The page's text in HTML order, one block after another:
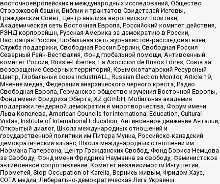
восточноевропейских и международных исследований, Общество
Сторожевой башни, Библии и трактатов Свидетелей Иеговы,
Гражданский Совет, Центр анализа европейской политики,
Академическая сеть Восточная Европа, Российский комитет действия,
РЭНД корпорейшн, Русская Америка за демократию в России,
Настоящая Россия, Глобальная сеть журналистов-расследователей,
Служба поддержки, Свободная Россия Берлин, Свободная Россия
Северный Рейн-Вестфалия, Фонд глобальной помощи, Антивоенный
комитет России, Russie-Libertes, La Asocicion de Rusos Libres, Союз за
возвращение Северных территорий, Крымскотатарский Ресурсный
Центр, Глобальный союз IndustriALL, Russian Election Monitor, Article 19,
Мнение медиа, Федерация анархического черного креста, Радио
Свободная Европа, Германское общество изучения Восточной Европы,
Фонд имени Фридриха Эберта, XZ gGmbH, Мобильная академия
поддержки гендерной демократии и миротворчества, Форум имени
Льва Копелева, American Councils for International Education, Cultural
Vistas, Institute of International Education, Антивоенное движение Антальи,
Открытый диалог, Школа международных отношений и
государственной политики им Питера Мунка, Российско-канадский
демократический альянс, Школа международных отношений им
Нормана Патерсона, Центр Гражданских Свобод, Фонд Бориса Немцова
за Свободу, Фонд имени Фридриха Науманна за свободу, Феминистское
антивоенное сопротивление, Комитет независимости Ингушетии,
Прометей, Stop Occupation of Karelia, Вернись живым, Фридом Хаус,
СОТА медиа, Либерально-демократическая Лига Украины